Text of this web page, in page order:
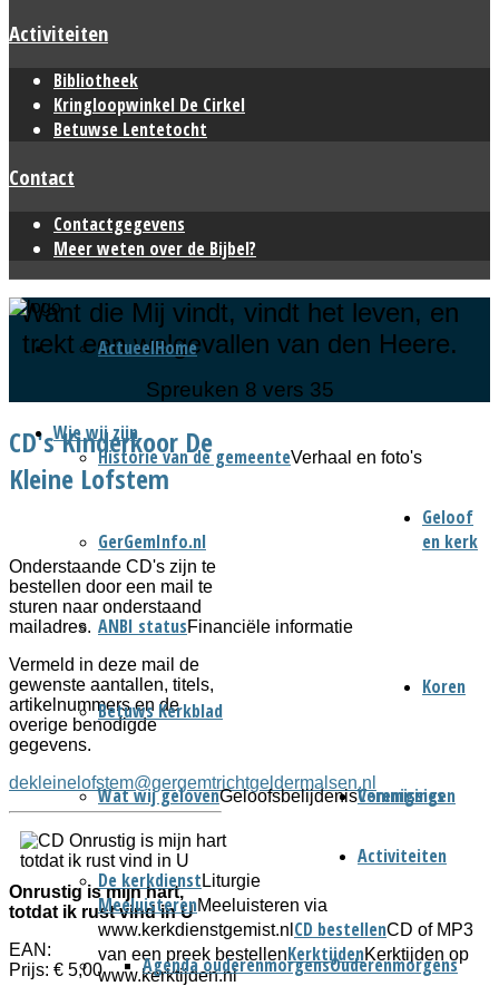
Activiteiten
Bibliotheek
Kringloopwinkel De Cirkel
Betuwse Lentetocht
Contact
Contactgegevens
Meer weten over de Bijbel?
Home
Actueel
Wie wij zijn
Historie van de gemeenteVerhaal en foto's
GerGemInfo.nl
ANBI statusFinanciële informatie
Betuws Kerkblad
Geloof
en kerk
Wat wij gelovenGeloofsbelijdenis
De kerkdienst Liturgie
MeeluisterenMeeluisteren via
www.kerkdienstgemist.nl CD bestellenCD of MP3
van een preek bestellenKerktijdenKerktijden op
www.kerktijden.nl
Verenigingen
Ouderenmorgens
Agenda ouderenmorgens
Koren
Commissies
Activiteiten
Want die Mij vindt, vindt het leven, en
trekt een welgevallen van den Heere.
Spreuken 8 vers 35
CD's Kinderkoor De
Kleine Lofstem
Onderstaande CD's zijn te
bestellen door een mail te
sturen naar onderstaand
mailadres.
Vermeld in deze mail de
gewenste aantallen, titels,
artikelnummers en de
overige benodigde
gegevens.
dekleinelofstem@gergemtrichtgeldermalsen.nl
Onrustig is mijn hart,
totdat ik rust vind in U
EAN:
Prijs: € 5,00